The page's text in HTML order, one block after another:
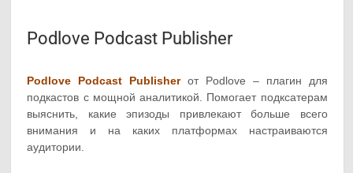
Podlove Podcast Publisher
Podlove Podcast Publisherот Podlove – плагин для
подкастов с мощной аналитикой. Помогает подксатерам
выяснить, какие эпизоды привлекают больше всего
внимания и на каких платформах настраиваются
аудитории.